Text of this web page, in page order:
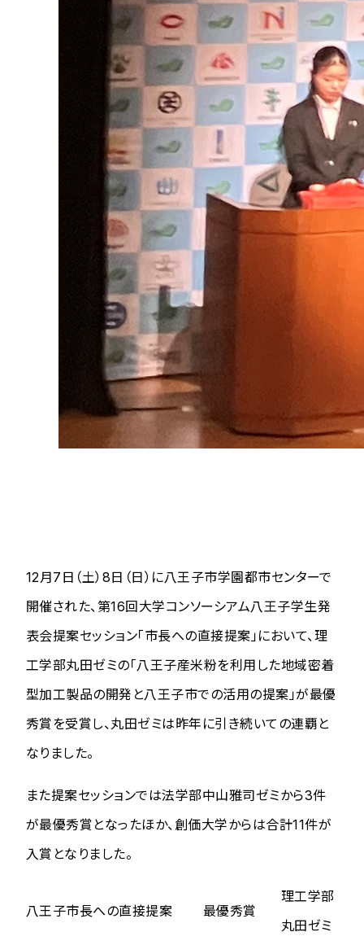
12月7日（土）8日（日）に八王子市学園都市センターで
開催された、第16回大学コンソーシアム八王子学生発
表会提案セッション「市長への直接提案」において、理
工学部丸田ゼミの「八王子産米粉を利用した地域密着
型加工製品の開発と八王子市での活用の提案」が最優
秀賞を受賞し、丸田ゼミは昨年に引き続いての連覇と
なりました。
また提案セッションでは法学部中山雅司ゼミから3件
が最優秀賞となったほか、創価大学からは合計11件が
入賞となりました。
八王子市長への直接提案 最優秀賞
理工学部
丸田ゼミ